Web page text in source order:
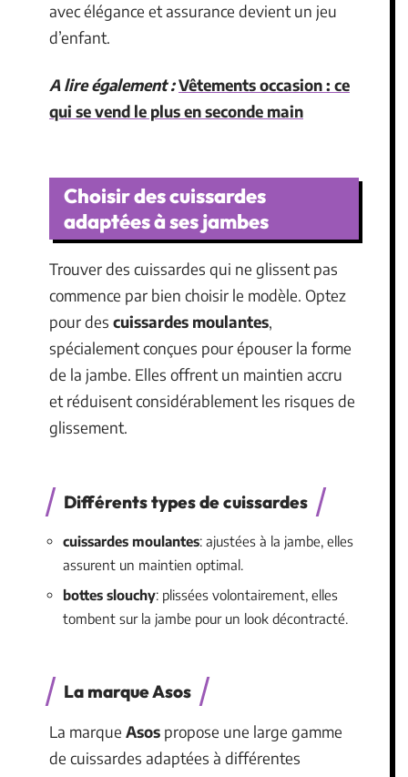
avec élégance et assurance devient un jeu
d’enfant.
A lire également :Vêtements occasion : ce
qui se vend le plus en seconde main
Choisir des cuissardes
adaptées à ses jambes
Trouver des cuissardes qui ne glissent pas
commence par bien choisir le modèle. Optez
pour des cuissardes moulantes,
spécialement conçues pour épouser la forme
de la jambe. Elles offrent un maintien accru
et réduisent considérablement les risques de
glissement.
Différents types de cuissardes
cuissardes moulantes: ajustées à la jambe, elles
assurent un maintien optimal.
bottes slouchy: plissées volontairement, elles
tombent sur la jambe pour un look décontracté.
La marque Asos
La marque Asos propose une large gamme
de cuissardes adaptées à différentes